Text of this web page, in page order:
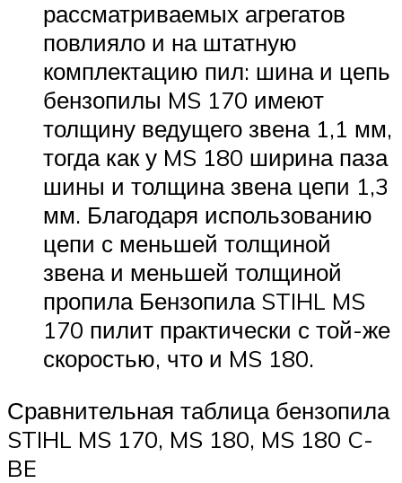
рассматриваемых агрегатов
повлияло и на штатную
комплектацию пил: шина и цепь
бензопилы MS 170 имеют
толщину ведущего звена 1,1 мм,
тогда как у MS 180 ширина паза
шины и толщина звена цепи 1,3
мм. Благодаря использованию
цепи с меньшей толщиной
звена и меньшей толщиной
пропила Бензопила STIHL MS
170 пилит практически с той-же
скоростью, что и MS 180.
Сравнительная таблица бензопила
STIHL MS 170, MS 180, MS 180 C-
BE